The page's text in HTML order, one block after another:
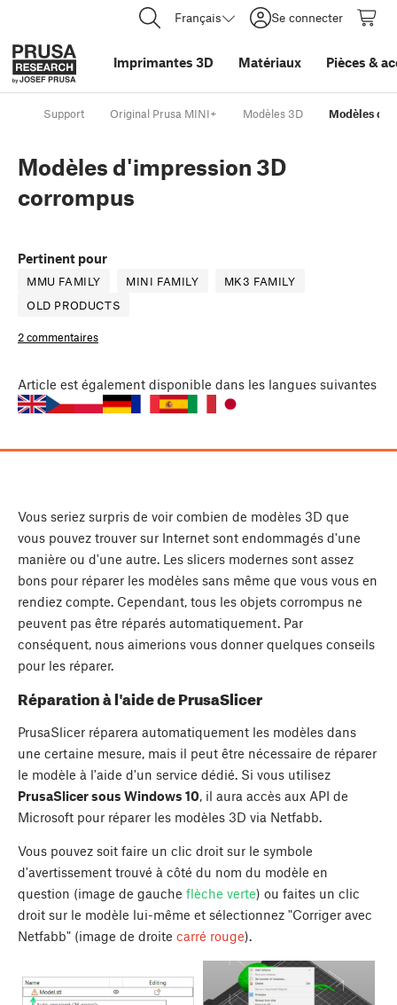
Français Se connecter
Imprimantes 3D Matériaux Pièces &
Support Original Prusa MINI+ Modèles 3D Modèles
Modèles d'impression 3D
corrompus
Pertinent pour
MMU FAMILY MINI FAMILY
MK3 FAMILY
OLD PRODUCTS
2 commentaires
Article est également disponible dans les langues suivantes
Vous seriez surpris de voir combien de modèles 3D que
vous pouvez trouver sur Internet sont endommagés d'une
manière ou d'une autre. Les slicers modernes sont assez
bons pour réparer les modèles sans même que vous vous en
rendiez compte. Cependant, tous les objets corrompus ne
peuvent pas être réparés automatiquement. Par
conséquent, nous aimerions vous donner quelques conseils
pour les réparer.
Réparation à l'aide de PrusaSlicer
PrusaSlicer réparera automatiquement les modèles dans
une certaine mesure, mais il peut être nécessaire de réparer
le modèle à l'aide d'un service dédié. Si vous utilisez
PrusaSlicer sous Windows 10, il aura accès aux API de
Microsoft pour réparer les modèles 3D via Netfabb.
Vous pouvez soit faire un clic droit sur le symbole
d'avertissement trouvé à côté du nom du modèle en
question (image de gauche flèche verte) ou faites un clic
droit sur le modèle lui-même et sélectionnez "Corriger avec
Netfabb" (image de droite carré rouge).